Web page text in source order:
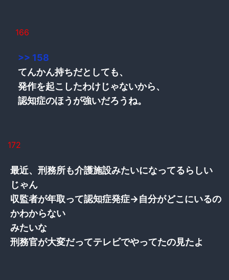
166
>> 158
てんかん持ちだとしても、
発作を起こしたわけじゃないから、
認知症のほうが強いだろうね。
172
最近、刑務所も介護施設みたいになってるらしい
じゃん
収監者が年取って認知症発症→自分がどこにいるの
かわからない
みたいな
刑務官が大変だってテレビでやってたの見たよ